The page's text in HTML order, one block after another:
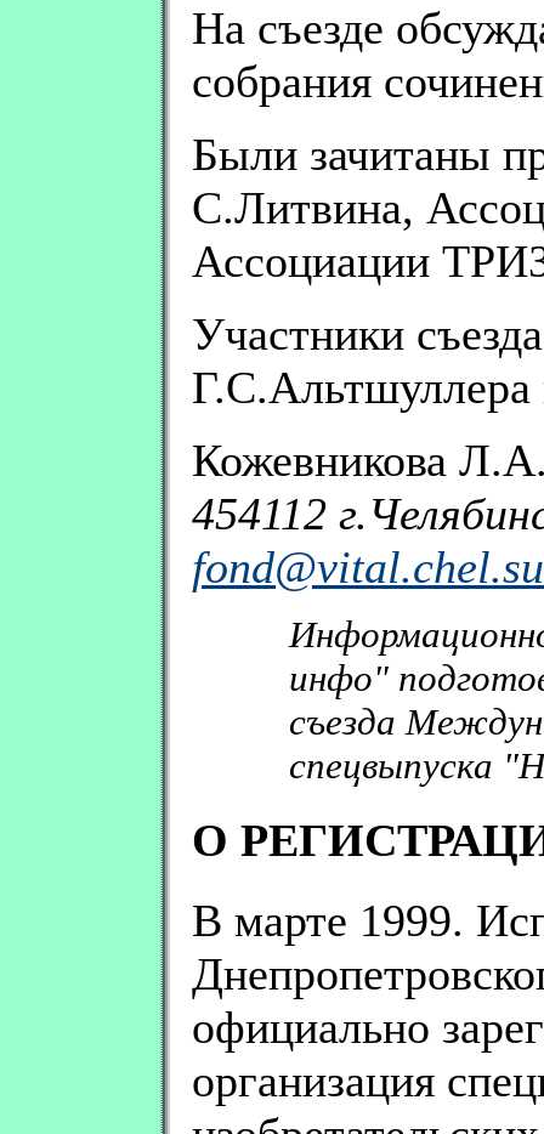
На съезде
собрания
Были зачитаны
С.Литвина,
Ассоциации
Участники
Г.С.Альтшуллера
Кожевникова
454112
fond@vital.chel.su
инфо"
съезда
спецвыпуска
О
В марте 1999.
официально
организация